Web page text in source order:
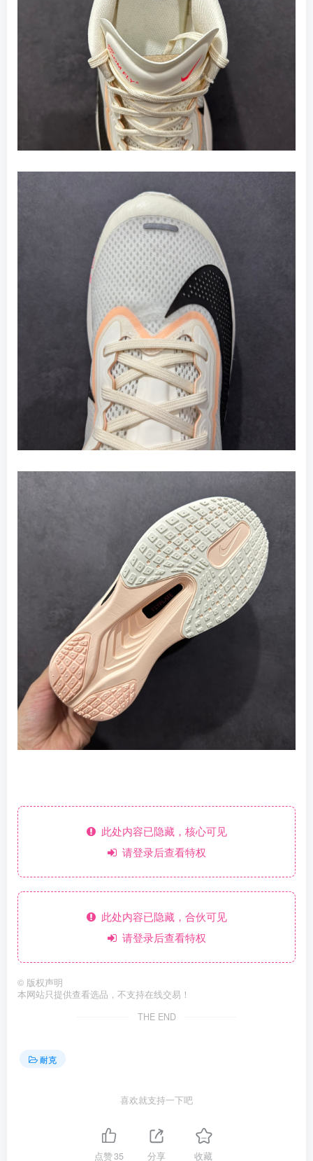
此处内容已隐藏，核心可见
请登录后查看特权
此处内容已隐藏，合伙可见
请登录后查看特权
© 版权声明
本网站只提供查看选品，不支持在线交易！
THE END
耐克
喜欢就支持一下吧
点赞35 分享 收藏